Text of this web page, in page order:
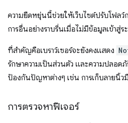
ความยืดหยุ่นนี้ช่วยให้เว็บไซต์ปรับโฟลว์
การอื่นอย่างราบรื่นเมื่อไม่มีข้อมูลเข้าสู่
ที่สำคัญคือเบราว์เซอร์จะยังคงแสดง
รักษาความเป็นส่วนตัว และความปลอด
ป้องกันปัญหาต่างๆ เช่น การเก็บลายนิ้ว
การตรวจหาฟีเจอร์